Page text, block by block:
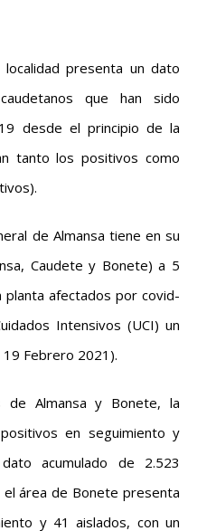
presenta un dato
que han sido
desde el principio de la
tanto los positivos como
de Almansa tiene en su
Caudete y Bonete) a 5
planta afectados por covid-
Intensivos (UCI) un
Febrero 2021).
de Almansa y Bonete, la
en seguimiento y
acumulado de 2.523
área de Bonete presenta
y 41 aislados, con un